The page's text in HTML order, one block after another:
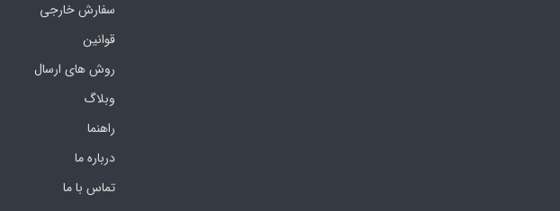
سفارش خارجی
قوانین
روش های ارسال
وبلاگ
راهنما
درباره ما
تماس با ما